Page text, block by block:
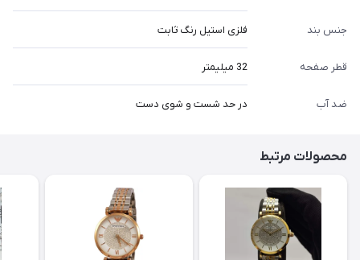
جنس بند فلزی استیل رنگ ثابت
قطر صفحه 32 میلیمتر
ضد آب در حد شست و شوی دست
محصولات مرتبط